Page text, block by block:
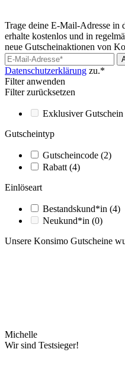
Trage deine E-Mail-Adresse in
erhalte kostenlos und in
neue Gutscheinaktionen von
Datenschutzerklärung zu.*
Filter anwenden
Filter zurücksetzen
Exklusiver Gutschein
Gutscheintyp
Gutscheincode (2)
Rabatt (4)
Einlöseart
Bestandskund*in (4)
Neukund*in (0)
Unsere Konsimo Gutscheine
Michelle
Wir sind Testsieger!